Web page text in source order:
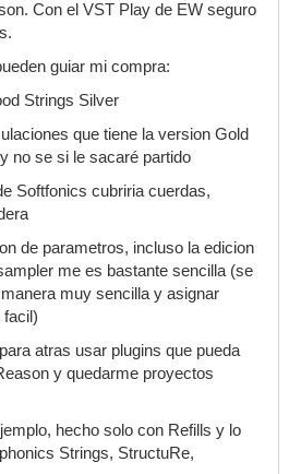
Con el VST Play de EW seguro
guiar mi compra:
Strings Silver
que tiene la version Gold
no se si le sacaré partido
Softfonics cubriria cuerdas,
de parametros, incluso la edicion
me es bastante sencilla (se
muy sencilla y asignar
facil)
atras usar plugins que pueda
y quedarme proyectos
hecho solo con Refills y lo
Strings, StructuRe,